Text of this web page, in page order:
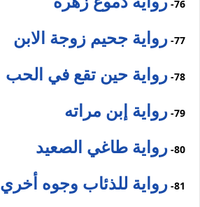
76-
77- رواية جحيم زوجة الابن
78- رواية حين تقع في الحب
79- رواية إبن مراته
80- رواية طاغي الصعيد
81- رواية للذئاب وجوه أخري